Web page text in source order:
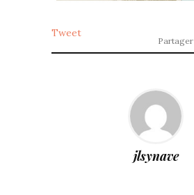
Tweet
Partager
jlsynave